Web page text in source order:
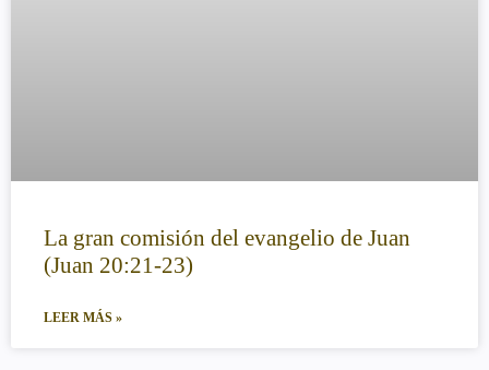
La gran comisión del evangelio de Juan
(Juan 20:21-23)
LEER MÁS »